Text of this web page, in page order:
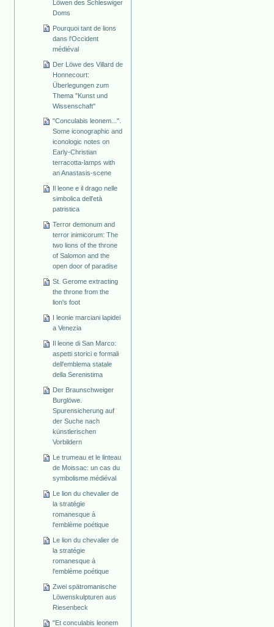
Löwen des Schleswiger
Doms
Pourquoi tant de lions
dans l'Occident
médiéval
Der Löwe des Villard de
Honnecourt:
Überlegungen zum
Thema "Kunst und
Wissenschaft"
"Conculabis leonem...".
Some iconographic and
iconologic notes on
Early-Christian
terracotta-lamps with
an Anastasis-scene
Il leone e il drago nelle
simbolica dell'età
patristica
Terror demonum and
terror inimicorum: The
two lions of the throne
of Salomon and the
open door of paradise
St. Gerome extracting
the throne from the
lion's foot
I leonie marciani lapidei
a Venezia
Il leone di San Marco:
aspetti storici e formali
dell'emblema statale
della Serenistima
Der Braunschweiger
Burglöwe.
Spurensicherung auf
der Suche nach
künstlerischen
Vorbildern
Le trumeau et le linteau
de Moissac: un cas du
symbolisme médiéval
Le lion du chevalier de
la stratégie
romanesque à
l'emblème poétique
Le lion du chevalier de
la stratégie
romanesque à
l'emblème poétique
Zwei spätromanische
Löwenskulpturen aus
Riesenbeck
"Et conculabis leonem